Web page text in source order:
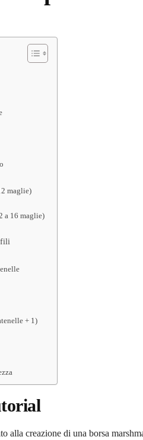
maglie)
a 16 maglie)
fili
+ 1)
alla creazione di una borsa